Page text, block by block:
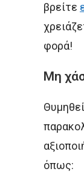
βρείτε
φορά!
Μη
όπως: